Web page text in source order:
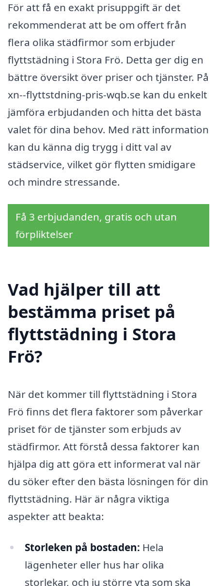
För att få en exakt prisuppgift är det
rekommenderat att be om offert från
flera olika städfirmor som erbjuder
flyttstädning i Stora Frö. Detta ger dig en
bättre översikt över priser och tjänster. På
xn--flyttstdning-pris-wqb.se kan du enkelt
jämföra erbjudanden och hitta det bästa
valet för dina behov. Med rätt information
kan du känna dig trygg i ditt val av
städservice, vilket gör flytten smidigare
och mindre stressande.
Få 3 erbjudanden, gratis och utan
förpliktelser
Vad hjälper till att
bestämma priset på
flyttstädning i Stora
Frö?
När det kommer till flyttstädning i Stora
Frö finns det flera faktorer som påverkar
priset för de tjänster som erbjuds av
städfirmor. Att förstå dessa faktorer kan
hjälpa dig att göra ett informerat val när
du söker efter den bästa lösningen för din
flyttstädning. Här är några viktiga
aspekter att beakta:
Storleken på bostaden: Hela
lägenheter eller hus har olika
storlekar, och ju större yta som ska